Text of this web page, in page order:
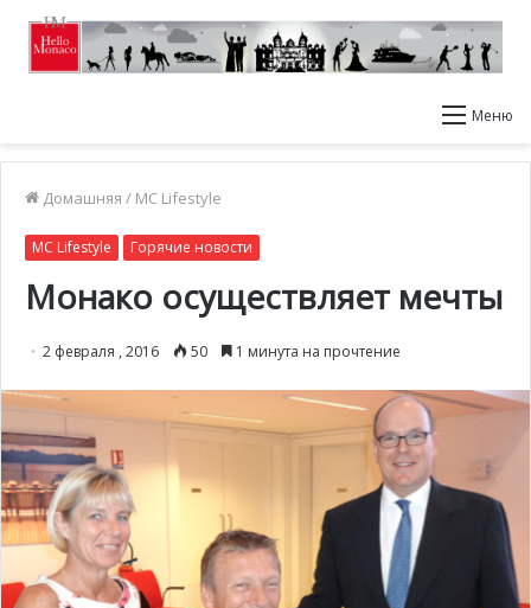
Меню
Домашняя / MC Lifestyle
MC Lifestyle Горячие новости
Монако осуществляет мечты
2 февраля , 2016 50 1 минута на прочтение